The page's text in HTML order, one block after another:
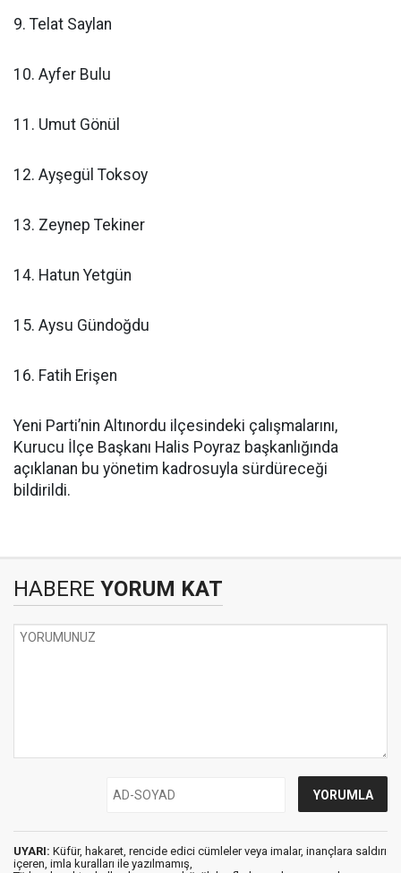
9. Telat Saylan
10. Ayfer Bulu
11. Umut Gönül
12. Ayşegül Toksoy
13. Zeynep Tekiner
14. Hatun Yetgün
15. Aysu Gündoğdu
16. Fatih Erişen
Yeni Parti’nin Altınordu ilçesindeki çalışmalarını,
Kurucu İlçe Başkanı Halis Poyraz başkanlığında
açıklanan bu yönetim kadrosuyla sürdüreceği
bildirildi.
HABERE YORUM KAT
UYARI: Küfür, hakaret, rencide edici cümleler veya imalar, inançlara saldırı
içeren, imla kuralları ile yazılmamış,